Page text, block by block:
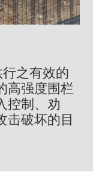
之有效的
高强度围栏
控制、劝
击破坏的目